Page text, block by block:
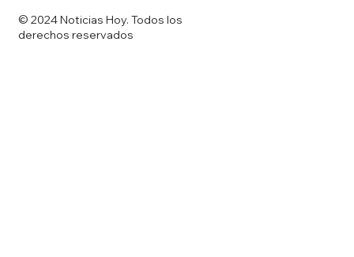
© 2024 Noticias Hoy. Todos los
derechos reservados